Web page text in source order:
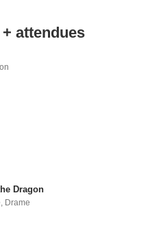
attendues
Dragon
, Drame